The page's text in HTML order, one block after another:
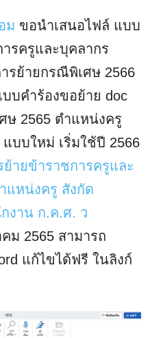
ม ขอนำเสนอไฟล์ แบบ
รครูและบุคลากร
รย้ายกรณีพิเศษ 2566
บคําร้องขอย้าย doc
ษ 2565 ตำแหน่งครู
บบใหม่ เริ่มใช้ปี 2566
ายข้าราชการครูและ
แหน่งครู สังกัด
งาน ก.ค.ศ. ว
ม 2565 สามารถ
แก้ไขได้ฟรี ในลิงก์